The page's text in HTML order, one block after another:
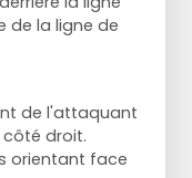
de la ligne de
de l'attaquant
droit.
orientant face